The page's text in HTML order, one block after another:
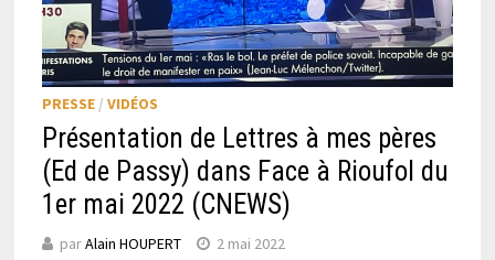
PRESSE/ VIDÉOS
Présentation de Lettres à mes pères
(Ed de Passy) dans Face à Rioufol du
1er mai 2022 (CNEWS)
parAlain HOUPERT 2 mai 2022